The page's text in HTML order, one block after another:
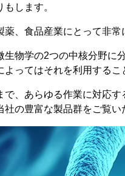
します。
、食品産業にとって非常
物学の2つの中核分野
ってはそれを利用する
、あらゆる作業に対応
の豊富な製品群をご覧